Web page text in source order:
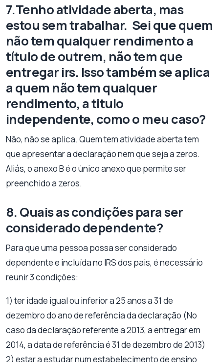
7.Tenho atividade aberta, mas
estou sem trabalhar. Sei que quem
não tem qualquer rendimento a
título de outrem, não tem que
entregar irs. Isso também se aplica
a quem não tem qualquer
rendimento, a titulo
independente, como o meu caso?
Não, não se aplica. Quem tem atividade aberta tem
que apresentar a declaração nem que seja a zeros.
Aliás, o anexo B é o único anexo que permite ser
preenchido a zeros.
8. Quais as condições para ser
considerado dependente?
Para que uma pessoa possa ser considerado
dependente e incluída no IRS dos pais, é necessário
reunir 3 condições:
1) ter idade igual ou inferior a 25 anos a 31 de
dezembro do ano de referência da declaração (No
caso da declaração referente a 2013, a entregar em
2014, a data de referência é 31 de dezembro de 2013)
2) estar a estudar num estabelecimento de ensino